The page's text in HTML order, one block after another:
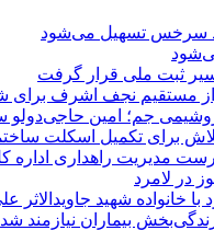
سرخس تسهیل می‌شود
مستقیم نجف اشرف
جم؛ امین حاجی‌دولو
برای تکمیل اسکلت
مدیریت راهداری
خانواده شهید جاویدالاثر
بیماران نیازمند شد